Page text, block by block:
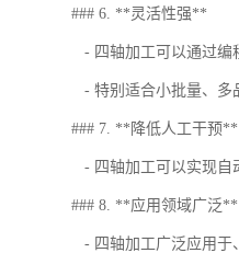
### 6. **灵活性强**
- 四轴加工可以通过编
- 特别适合小批量、多
### 7. **降低人工干预**
- 四轴加工可以实现自
### 8. **应用领域广泛**
- 四轴加工广泛应用于